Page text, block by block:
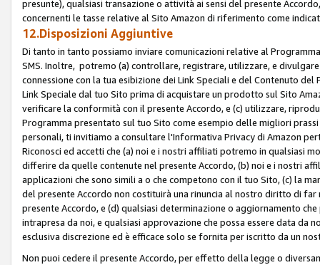
presunte), qualsiasi transazione o attività ai sensi del presente
concernenti le tasse relative al Sito Amazon di riferimento come
12.Disposizioni Aggiuntive
Di tanto in tanto possiamo inviare comunicazioni relative al
SMS. Inoltre, potremo (a) controllare, registrare, utilizzare, e
connessione con la tua esibizione dei Link Speciali e del Contenuto
Link Speciale dal tuo Sito prima di acquistare un prodotto sul Sito
verificare la conformità con il presente Accordo, e (c) utilizzare,
Programma presentato sul tuo Sito come esempio delle migliori
personali, ti invitiamo a consultare l'Informativa Privacy di Amazon
Riconosci ed accetti che (a) noi e i nostri affiliati potremo in qualsiasi
differire da quelle contenute nel presente Accordo, (b) noi e i nostri
applicazioni che sono simili a o che competono con il tuo Sito, (c) la
del presente Accordo non costituirà una rinuncia al nostro diritto di
presente Accordo, e (d) qualsiasi determinazione o aggiornamento
intrapresa da noi, e qualsiasi approvazione che possa essere data
esclusiva discrezione ed è efficace solo se fornita per iscritto da un
Non puoi cedere il presente Accordo, per effetto della legge o